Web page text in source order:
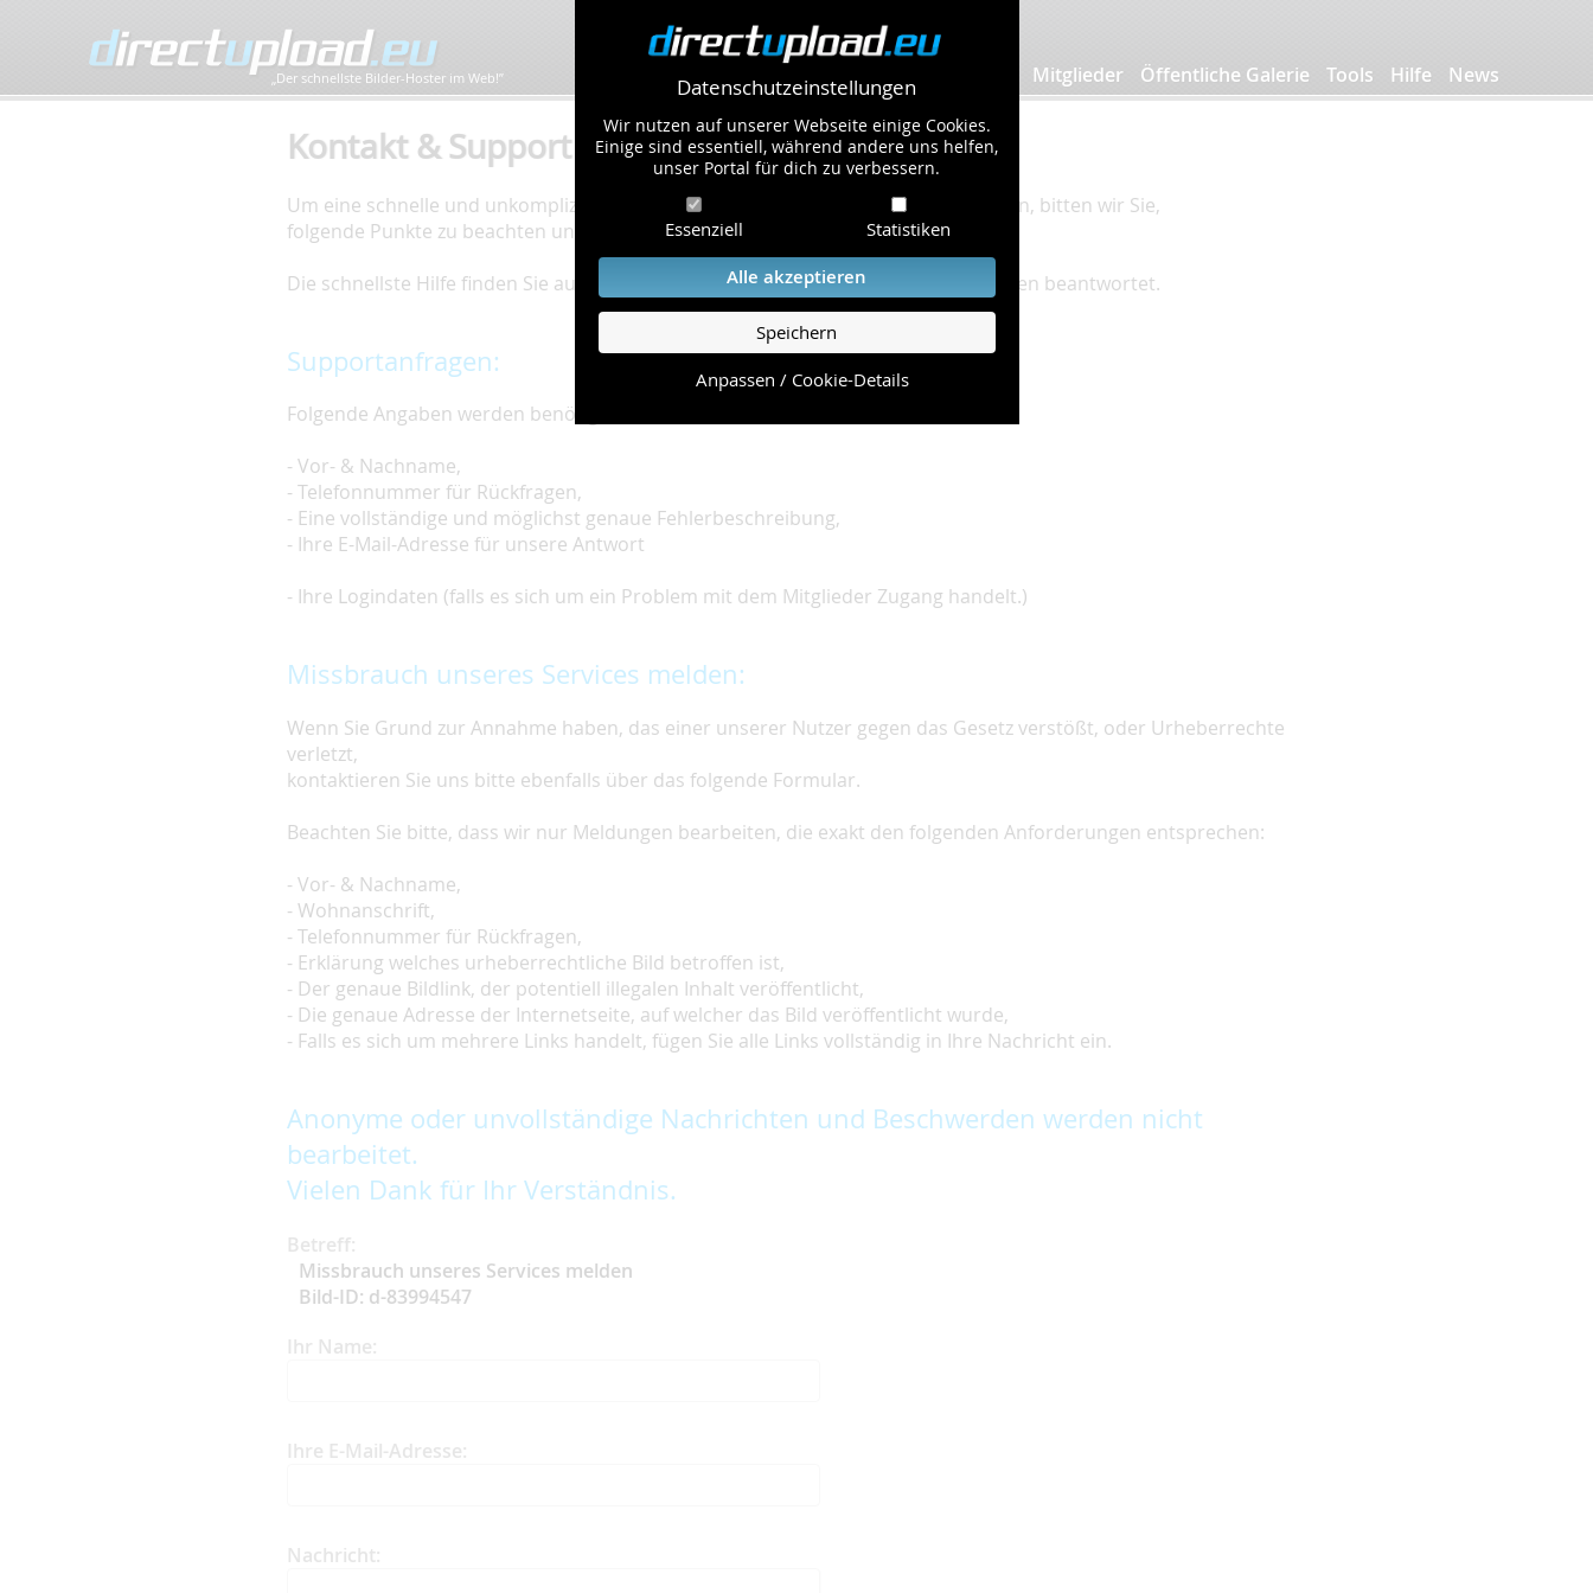
Datenschutzeinstellungen
Wir nutzen auf unserer Webseite einige Cookies.
Einige sind essentiell, während andere uns helfen,
unser Portal für dich zu verbessern.
Essenziell Statistiken
Alle akzeptieren
Speichern
Anpassen / Cookie-Details
„Der schnellste Bilder-Hoster im Web!” Mitglieder Öffentliche Galerie Tools Hilfe News
Kontakt & Support
Um eine schnelle und unkomplizierte Bearbeitung Ihres Problems zu gewährleisten, bitten wir Sie,
folgende Punkte zu beachten und einzuhalten.
Die schnellste Hilfe finden Sie auf unserer
Hilfe Seite, die die häufig gestellten Fragen beantwortet.
Supportanfragen:
Folgende Angaben werden benötigt:
- Vor- & Nachname,
- Telefonnummer für Rückfragen,
- Eine vollständige und möglichst genaue Fehlerbeschreibung,
- Ihre E-Mail-Adresse für unsere Antwort
- Ihre Logindaten (falls es sich um ein Problem mit dem Mitglieder Zugang handelt.)
Missbrauch unseres Services melden:
Wenn Sie Grund zur Annahme haben, das einer unserer Nutzer gegen das Gesetz verstößt, oder Urheberrechte
verletzt,
kontaktieren Sie uns bitte ebenfalls über das folgende Formular.
Beachten Sie bitte, dass wir nur Meldungen bearbeiten, die exakt den folgenden Anforderungen entsprechen:
- Vor- & Nachname,
- Wohnanschrift,
- Telefonnummer für Rückfragen,
- Erklärung welches urheberrechtliche Bild betroffen ist,
- Der genaue Bildlink, der potentiell illegalen Inhalt veröffentlicht,
- Die genaue Adresse der Internetseite, auf welcher das Bild veröffentlicht wurde,
- Falls es sich um mehrere Links handelt, fügen Sie alle Links vollständig in Ihre Nachricht ein.
Anonyme oder unvollständige Nachrichten und Beschwerden werden nicht
bearbeitet.
Vielen Dank für Ihr Verständnis.
Betreff:
Missbrauch unseres Services melden
Bild-ID: d-83994547
Ihr Name:
Ihre E-Mail-Adresse:
Nachricht: